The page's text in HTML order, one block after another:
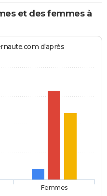
et des femmes à
d'après
Femmes